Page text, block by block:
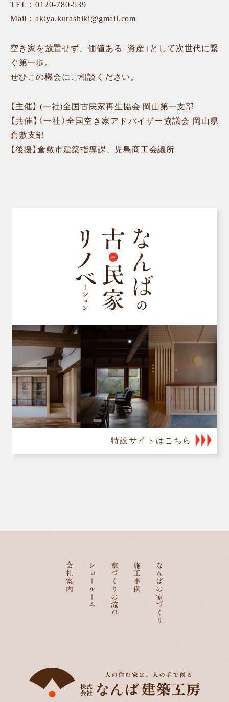
TEL：0120-780-539
Mail：akiya.kurashiki@gmail.com
空き家を放置せず、価値ある「資産」として次世代に繋
ぐ第一歩。
ぜひこの機会にご相談ください。
【主催】 (一社)全国古民家再生協会 岡山第一支部
【共催】（一社）全国空き家アドバイザー協議会 岡山県
倉敷支部
【後援】倉敷市建築指導課、児島商工会議所
特設サイトはこちら
なんばの家づくり
施工事例
家づくりの流れ
ショールーム
会社案内